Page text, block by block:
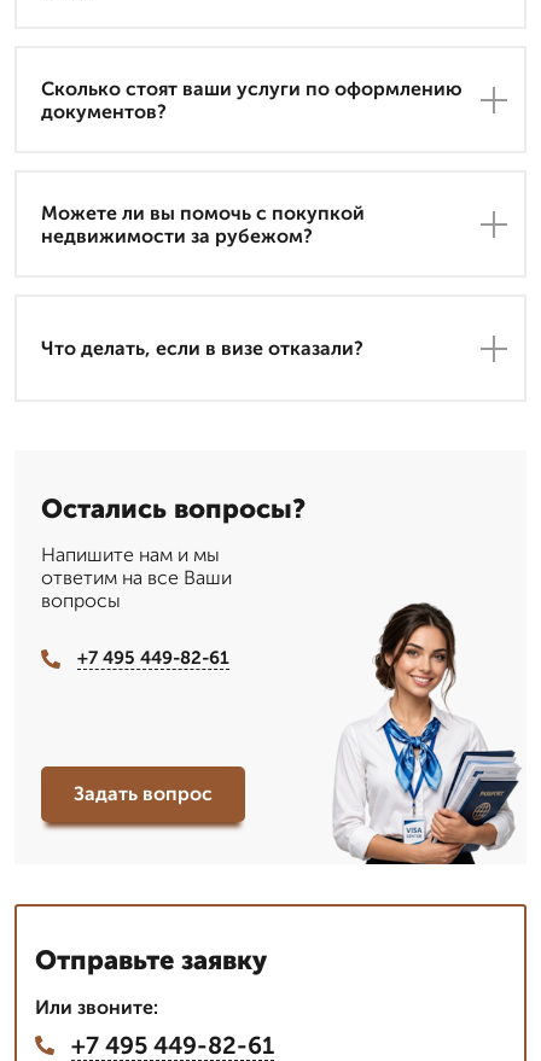
Сколько стоят ваши услуги по оформлению
документов?
Можете ли вы помочь с покупкой
недвижимости за рубежом?
Что делать, если в визе отказали?
Остались вопросы?
Напишите нам и мы
ответим на все Ваши
вопросы
+7 495 449-82-61
Задать вопрос
Отправьте заявку
Или звоните:
+7 495 449-82-61